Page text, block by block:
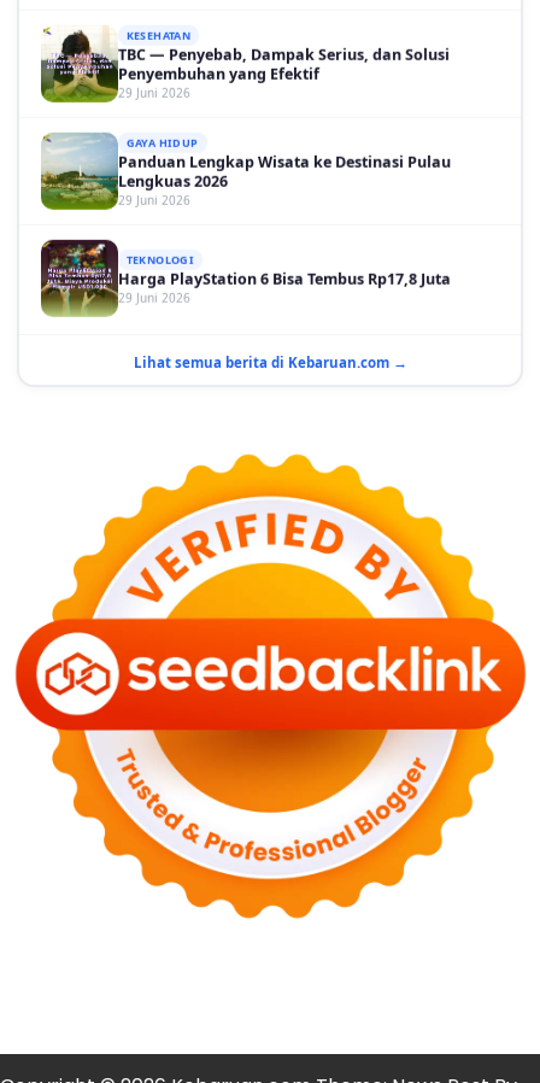
Penyembuhan yang Efektif
29 Juni 2026
GAYA HIDUP
Lengkuas 2026
29 Juni 2026
29 Juni 2026
Terduga
29 Juni 2026
29 Juni 2026
NASIONAL
PLN Kalimantan Lakukan Manajemen Beban
Akibat Gangguan PLTGU
29 Juni 2026
Harga Minyak Dunia Hari Ini Naik, WTI dan Brent
Sama-sama Menguat
30 Juni 2026
GAYA HIDUP
Sinopsis Film Marauders, Misteri Perampokan
Bank dengan Konspirasi Tersembunyi
30 Juni 2026
OLAH RAGA
Hasil Brasil vs Jepang 2-1: Comeback Dramatis, Gol
Martinelli Menit 90+5
30 Juni 2026
Lihat semua berita di Kebaruan.com →